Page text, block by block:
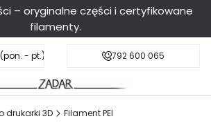
– oryginalne części i certyfikowane
filamenty.
- pt.), sobota do 11:00
Darmowa dostawa od 199 zł
792 600 065
drukarki 3D Filament PEI